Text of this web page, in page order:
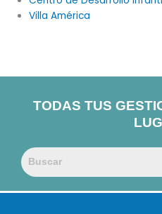
Villa América
TODAS TUS